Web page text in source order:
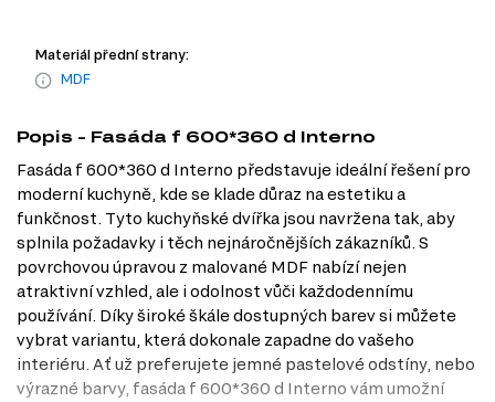
Materiál přední strany:
MDF
Popis - Fasáda f 600*360 d Interno
Fasáda f 600*360 d Interno představuje ideální řešení pro
moderní kuchyně, kde se klade důraz na estetiku a
funkčnost. Tyto kuchyňské dvířka jsou navržena tak, aby
splnila požadavky i těch nejnáročnějších zákazníků. S
povrchovou úpravou z malované MDF nabízí nejen
atraktivní vzhled, ale i odolnost vůči každodennímu
používání. Díky široké škále dostupných barev si můžete
vybrat variantu, která dokonale zapadne do vašeho
interiéru. Ať už preferujete jemné pastelové odstíny, nebo
výrazné barvy, fasáda f 600*360 d Interno vám umožní